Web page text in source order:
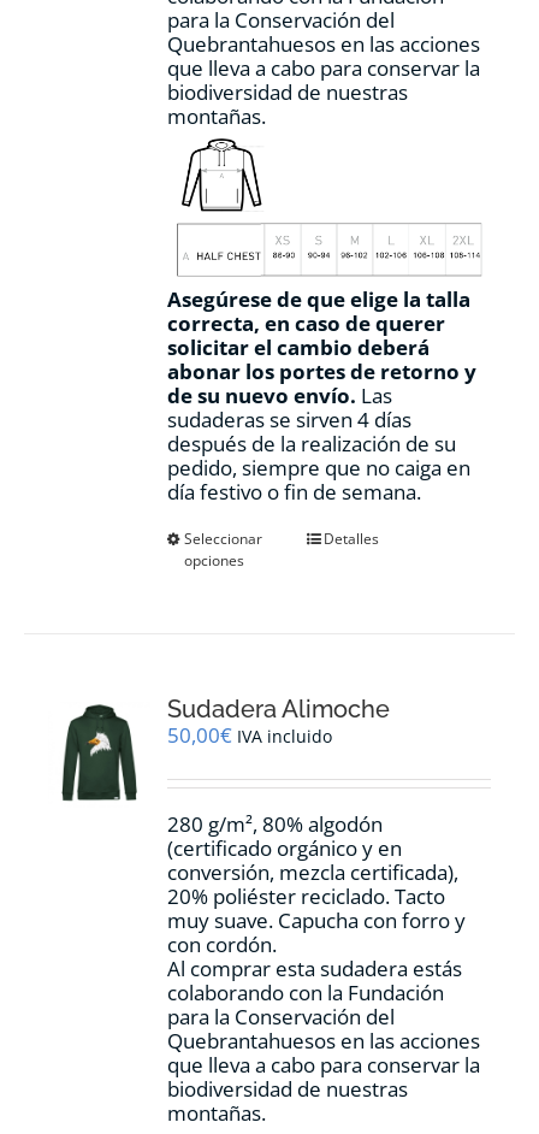
para la Conservación del
Quebrantahuesos en las acciones
que lleva a cabo para conservar la
biodiversidad de nuestras
montañas.
Asegúrese de que elige la talla
correcta, en caso de querer
solicitar el cambio deberá
abonar los portes de retorno y
de su nuevo envío. Las
sudaderas se sirven 4 días
después de la realización de su
pedido, siempre que no caiga en
día festivo o fin de semana.
Seleccionar
opciones
Este
se
pueden
en
página
de
producto
Detalles
Sudadera Alimoche
50,00€ IVA incluido
280 g/m², 80% algodón
(certificado orgánico y en
conversión, mezcla certificada),
20% poliéster reciclado. Tacto
muy suave. Capucha con forro y
con cordón.
Al comprar esta sudadera estás
colaborando con la Fundación
para la Conservación del
Quebrantahuesos en las acciones
que lleva a cabo para conservar la
biodiversidad de nuestras
montañas.